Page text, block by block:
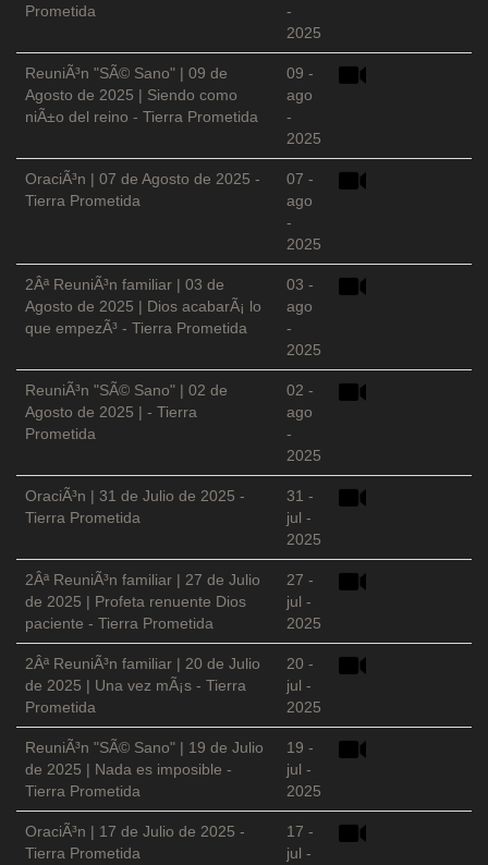
Prometida
-
2025
ReuniÃ³n "SÃ© Sano" | 09 de
Agosto de 2025 | Siendo como
niÃ±o del reino - Tierra Prometida
09 -
ago
-
2025
OraciÃ³n | 07 de Agosto de 2025 -
Tierra Prometida
07 -
ago
-
2025
2Âª ReuniÃ³n familiar | 03 de
Agosto de 2025 | Dios acabarÃ¡ lo
que empezÃ³ - Tierra Prometida
03 -
ago
-
2025
ReuniÃ³n "SÃ© Sano" | 02 de
Agosto de 2025 | - Tierra
Prometida
02 -
ago
-
2025
OraciÃ³n | 31 de Julio de 2025 -
Tierra Prometida
31 -
jul -
2025
2Âª ReuniÃ³n familiar | 27 de Julio
de 2025 | Profeta renuente Dios
paciente - Tierra Prometida
27 -
jul -
2025
2Âª ReuniÃ³n familiar | 20 de Julio
de 2025 | Una vez mÃ¡s - Tierra
Prometida
20 -
jul -
2025
ReuniÃ³n "SÃ© Sano" | 19 de Julio
de 2025 | Nada es imposible -
Tierra Prometida
19 -
jul -
2025
OraciÃ³n | 17 de Julio de 2025 -
Tierra Prometida
17 -
jul -